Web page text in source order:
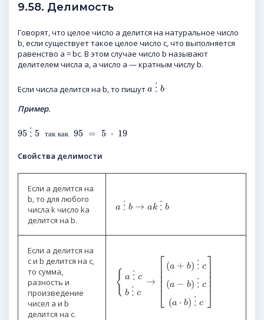
9.58. Делимость
Говорят, что целое число a делится на натуральное число
b, если существует такое целое число c, что выполняется
равенство a = bc. В этом случае число b называют
делителем числа a, а число a — кратным числу b.
Если числа делится на b, то пишутa ⋮ b
Пример.
95 ⋮ 5 так как 95 = 5 ⋅ 19
Свойства делимости
Если a делится на
b, то для любого
числа k число ka
делится на b.
a ⋮ b → ak ⋮ b
Если a делится на
c и b делится на c,
то сумма,
разность и
произведение
чисел a и b
делится на c.
{ a ⋮ c
b ⋮ c
→
⎡
⎣
⎢⎢⎢⎢
(a + b) ⋮ c
(a − b) ⋮ c
(a ⋅ b) ⋮ c
⎤
⎦
⎥⎥⎥⎥